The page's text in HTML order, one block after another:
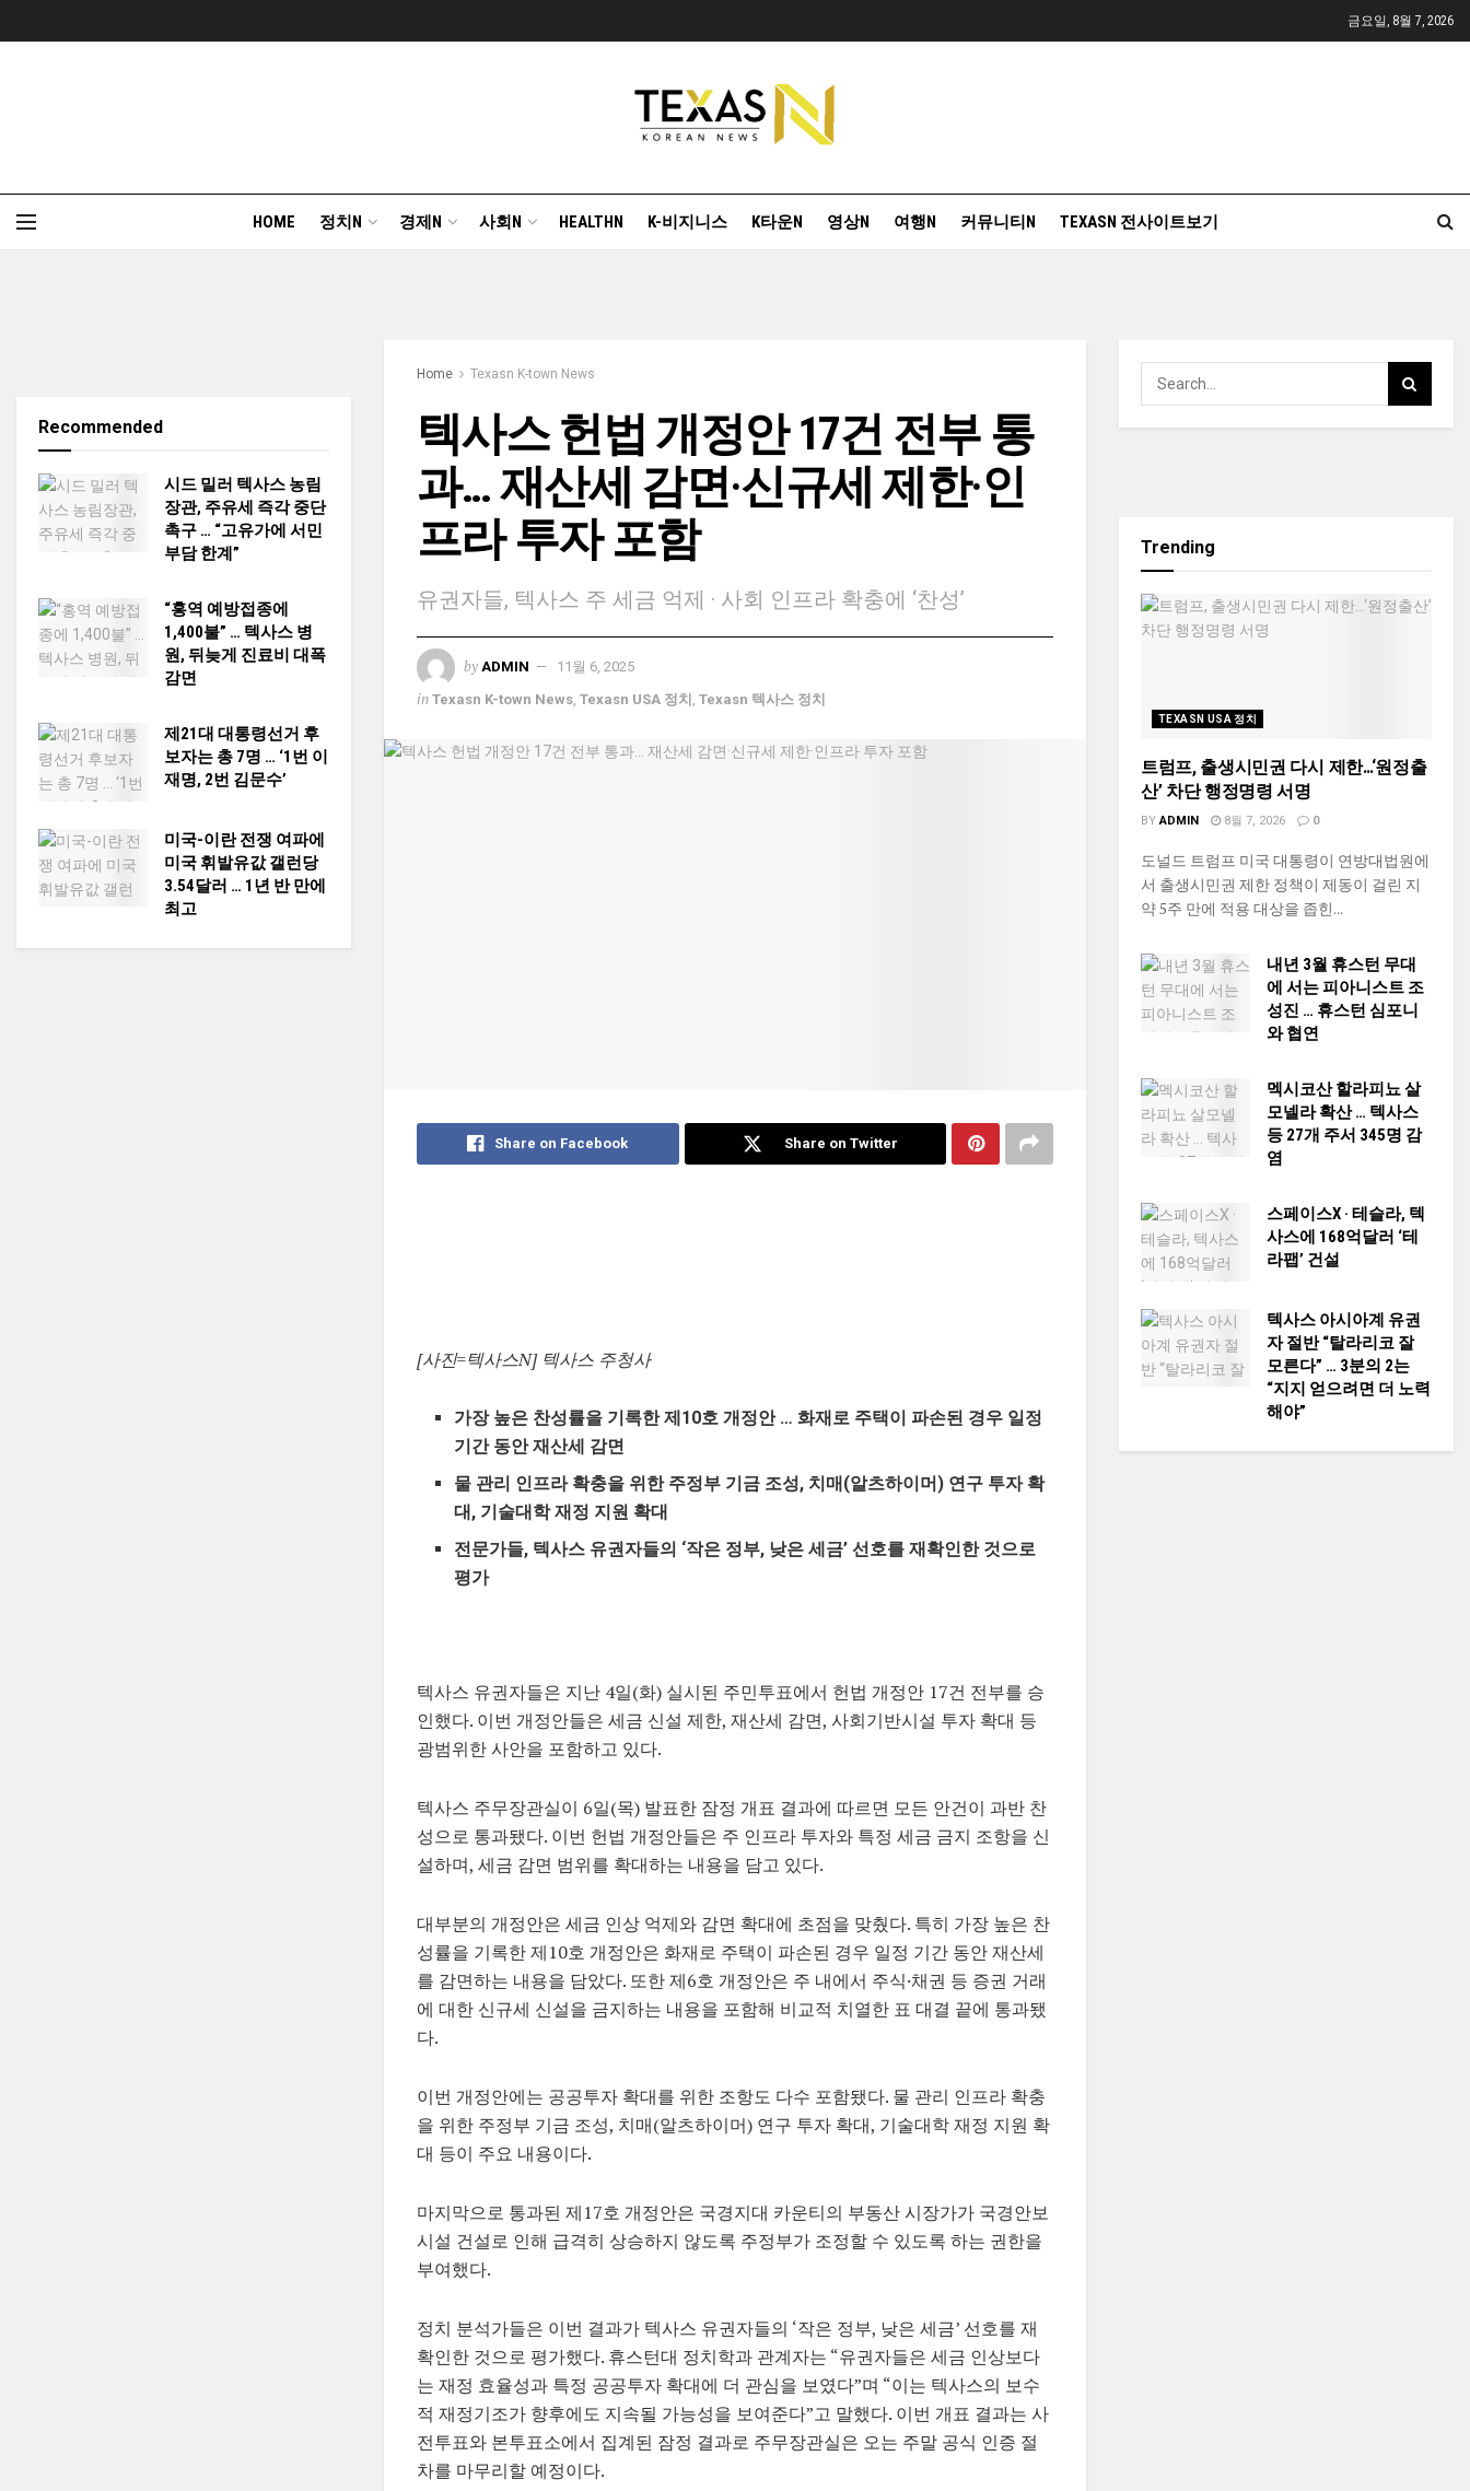
금요일, 8월 7, 2026
HOME 정치N 경제N 사회N HEALTHN K-비지니스 K타운N 영상N 여행N 커뮤니티N TEXASN 전사이트보기
Home Texasn K-town News
텍사스 헌법 개정안 17건 전부 통
과… 재산세 감면·신규세 제한·인
프라 투자 포함
유권자들, 텍사스 주 세금 억제 · 사회 인프라 확충에 ‘찬성’
by ADMIN 11월 6, 2025
in Texasn K-town News Texasn USA 정치 Texasn 텍사스 정치
Share on Facebook Share on Twitter
[사진=텍사스N] 텍사스 주청사
가장 높은 찬성률을 기록한 제10호 개정안 … 화재로 주택이 파손된 경우 일정
기간 동안 재산세 감면
물 관리 인프라 확충을 위한 주정부 기금 조성, 치매(알츠하이머) 연구 투자 확
대, 기술대학 재정 지원 확대
전문가들, 텍사스 유권자들의 ‘작은 정부, 낮은 세금’ 선호를 재확인한 것으로
평가
텍사스 유권자들은 지난 4일(화) 실시된 주민투표에서 헌법 개정안 17건 전부를 승
인했다. 이번 개정안들은 세금 신설 제한, 재산세 감면, 사회기반시설 투자 확대 등
광범위한 사안을 포함하고 있다.
텍사스 주무장관실이 6일(목) 발표한 잠정 개표 결과에 따르면 모든 안건이 과반 찬
성으로 통과됐다. 이번 헌법 개정안들은 주 인프라 투자와 특정 세금 금지 조항을 신
설하며, 세금 감면 범위를 확대하는 내용을 담고 있다.
대부분의 개정안은 세금 인상 억제와 감면 확대에 초점을 맞췄다. 특히 가장 높은 찬
성률을 기록한 제10호 개정안은 화재로 주택이 파손된 경우 일정 기간 동안 재산세
를 감면하는 내용을 담았다. 또한 제6호 개정안은 주 내에서 주식·채권 등 증권 거래
에 대한 신규세 신설을 금지하는 내용을 포함해 비교적 치열한 표 대결 끝에 통과됐
다.
이번 개정안에는 공공투자 확대를 위한 조항도 다수 포함됐다. 물 관리 인프라 확충
을 위한 주정부 기금 조성, 치매(알츠하이머) 연구 투자 확대, 기술대학 재정 지원 확
대 등이 주요 내용이다.
마지막으로 통과된 제17호 개정안은 국경지대 카운티의 부동산 시장가가 국경안보
시설 건설로 인해 급격히 상승하지 않도록 주정부가 조정할 수 있도록 하는 권한을
부여했다.
정치 분석가들은 이번 결과가 텍사스 유권자들의 ‘작은 정부, 낮은 세금’ 선호를 재
확인한 것으로 평가했다. 휴스턴대 정치학과 관계자는 “유권자들은 세금 인상보다
는 재정 효율성과 특정 공공투자 확대에 더 관심을 보였다”며 “이는 텍사스의 보수
적 재정기조가 향후에도 지속될 가능성을 보여준다”고 말했다. 이번 개표 결과는 사
전투표와 본투표소에서 집계된 잠정 결과로 주무장관실은 오는 주말 공식 인증 절
차를 마무리할 예정이다.
Recommended
시드 밀러 텍사스 농림
장관, 주유세 즉각 중단
촉구 … “고유가에 서민
부담 한계”
“홍역 예방접종에
1,400불” … 텍사스 병
원, 뒤늦게 진료비 대폭
감면
제21대 대통령선거 후
보자는 총 7명 … ‘1번 이
재명, 2번 김문수’
미국-이란 전쟁 여파에
미국 휘발유값 갤런당
3.54달러 … 1년 반 만에
최고
Trending
TEXASN USA 정치
트럼프, 출생시민권 다시 제한…‘원정출
산’ 차단 행정명령 서명
BY ADMIN 8월 7, 2026 0
도널드 트럼프 미국 대통령이 연방대법원에
서 출생시민권 제한 정책이 제동이 걸린 지
약 5주 만에 적용 대상을 좁힌...
내년 3월 휴스턴 무대
에 서는 피아니스트 조
성진 … 휴스턴 심포니
와 협연
멕시코산 할라피뇨 살
모넬라 확산 … 텍사스
등 27개 주서 345명 감
염
스페이스X · 테슬라, 텍
사스에 168억달러 ‘테
라팹’ 건설
텍사스 아시아계 유권
자 절반 “탈라리코 잘
모른다” … 3분의 2는
“지지 얻으려면 더 노력
해야”